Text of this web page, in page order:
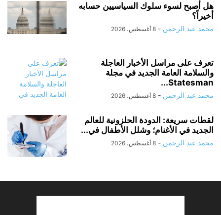
هل أصبح لسوء سلوك السياسيين حسابه
أخيراً؟
محمد عبد الرحمن - 8 أغسطس، 2026
تعرف على مراسل الأخبار العاجلة
والسلامة العامة الجديد في مجلة
Statesman...
محمد عبد الرحمن - 8 أغسطس، 2026
لقطات سريعة: الدودة الحلزونية للعالم
الجديد في الأغنام؛ وشلل الأطفال في...
محمد عبد الرحمن - 8 أغسطس، 2026